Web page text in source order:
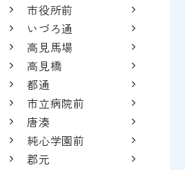
市役所前
いづろ通
高見馬場
高見橋
都通
市立病院前
唐湊
純心学園前
郡元